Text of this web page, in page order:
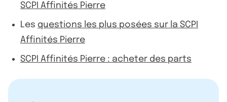
SCPI Affinités Pierre
Les questions les plus posées sur la SCPI
Affinités Pierre
SCPI Affinités Pierre : acheter des parts